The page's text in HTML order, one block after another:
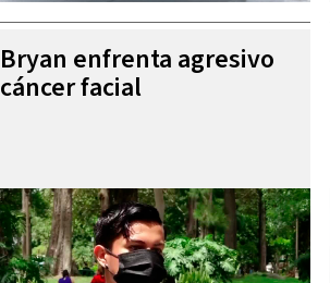
Bryan enfrenta agresivo
cáncer facial